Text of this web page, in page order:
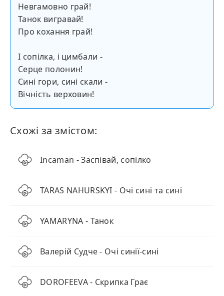
Невгамовно грай!
Танок вигравай!
Про кохання грай!
І сопілка, і цимбали -
Серце полонин!
Сині гори, сині скали -
Вічність верховин!
Схожі за змістом:
Incaman - Заспівай, сопілко
TARAS NAHURSKYI - Очі сині та сині
YAMARYNA - Танок
Валерій Судче - Очі синії-сині
DOROFEEVA - Скрипка Грає